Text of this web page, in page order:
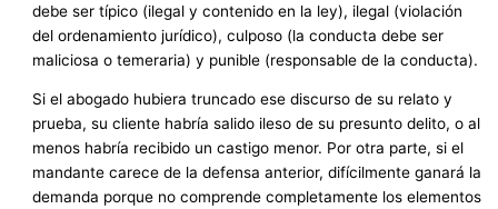
debe ser típico (ilegal y contenido en la ley), ilegal (violación
del ordenamiento jurídico), culposo (la conducta debe ser
maliciosa o temeraria) y punible (responsable de la conducta).
Si el abogado hubiera truncado ese discurso de su relato y
prueba, su cliente habría salido ileso de su presunto delito, o al
menos habría recibido un castigo menor. Por otra parte, si el
mandante carece de la defensa anterior, difícilmente ganará la
demanda porque no comprende completamente los elementos